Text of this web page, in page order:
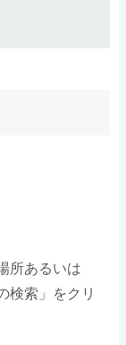
所あるいは
検索」をクリ